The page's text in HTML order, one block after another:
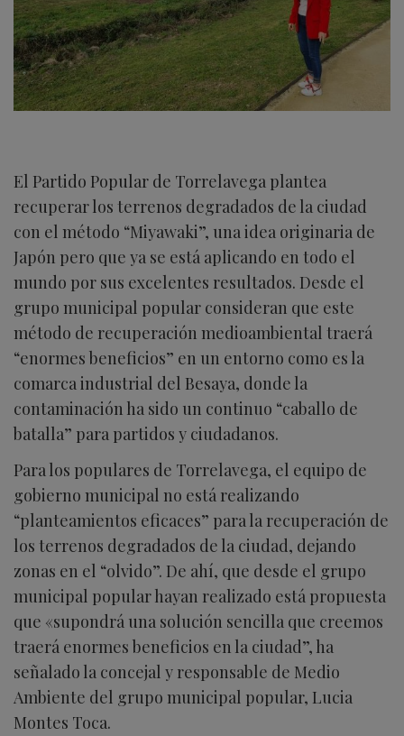
El Partido Popular de Torrelavega plantea
recuperar los terrenos degradados de la ciudad
con el método “Miyawaki”, una idea originaria de
Japón pero que ya se está aplicando en todo el
mundo por sus excelentes resultados. Desde el
grupo municipal popular consideran que este
método de recuperación medioambiental traerá
“enormes beneficios” en un entorno como es la
comarca industrial del Besaya, donde la
contaminación ha sido un continuo “caballo de
batalla” para partidos y ciudadanos.
Para los populares de Torrelavega, el equipo de
gobierno municipal no está realizando
“planteamientos eficaces” para la recuperación de
los terrenos degradados de la ciudad, dejando
zonas en el “olvido”. De ahí, que desde el grupo
municipal popular hayan realizado está propuesta
que «supondrá una solución sencilla que creemos
traerá enormes beneficios en la ciudad”, ha
señalado la concejal y responsable de Medio
Ambiente del grupo municipal popular, Lucia
Montes Toca.